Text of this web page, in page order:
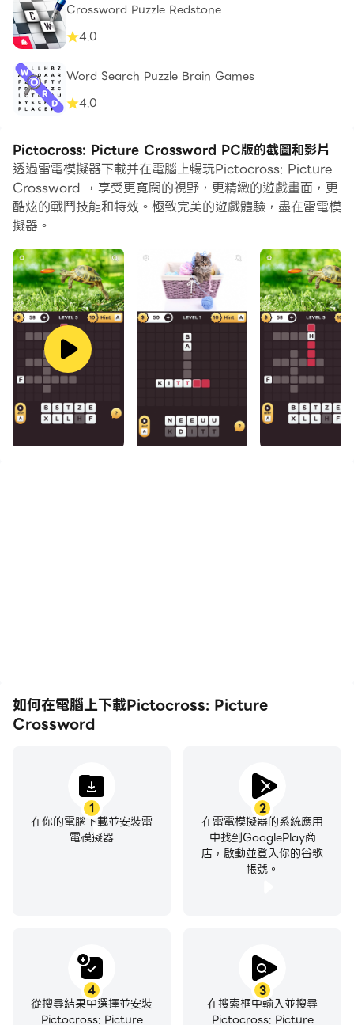
Crossword Puzzle Redstone
4.0
Word Search Puzzle Brain Games
4.0
Pictocross: Picture Crossword PC版的截圖和影片
透過雷電模擬器下載并在電腦上暢玩Pictocross: Picture
Crossword ，享受更寬闊的視野，更精緻的遊戲畫面，更
酷炫的戰鬥技能和特效。極致完美的遊戲體驗，盡在雷電模
擬器。
如何在電腦上下載Pictocross: Picture
Crossword
1
在你的電腦下載並安裝雷
電模擬器
2
在雷電模擬器的系統應用
中找到GooglePlay商
店，啟動並登入你的谷歌
帳號。
3
在搜索框中輸入並搜尋
Pictocross: Picture
4
從搜尋結果中選擇並安裝
Pictocross: Picture